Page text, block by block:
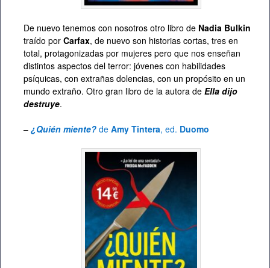
De nuevo tenemos con nosotros otro libro de Nadia Bulkin
traído por Carfax, de nuevo son historias cortas, tres en
total, protagonizadas por mujeres pero que nos enseñan
distintos aspectos del terror: jóvenes con habilidades
psíquicas, con extrañas dolencias, con un propósito en un
mundo extraño. Otro gran libro de la autora de Ella dijo
destruye.
– ¿Quién miente? de Amy Tintera, ed. Duomo